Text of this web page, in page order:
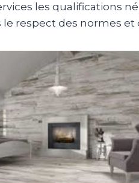
les qualifications
respect des normes et